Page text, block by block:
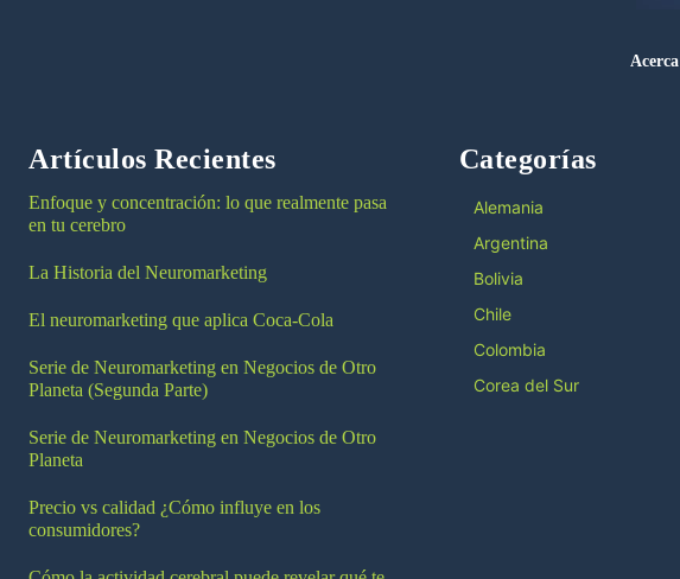
Artículos Recientes
Enfoque y concentración: lo que realmente pasa
en tu cerebro
La Historia del Neuromarketing
El neuromarketing que aplica Coca-Cola
Serie de Neuromarketing en Negocios de Otro
Planeta (Segunda Parte)
Serie de Neuromarketing en Negocios de Otro
Planeta
Precio vs calidad ¿Cómo influye en los
consumidores?
Categorías
Alemania
Argentina
Bolivia
Chile
Colombia
Corea del Sur